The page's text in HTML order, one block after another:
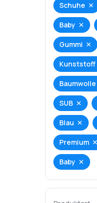
Schuhe
Baby
Gummi
Kunststoff
Baumwolle
SUB
Blau
Premium
Baby